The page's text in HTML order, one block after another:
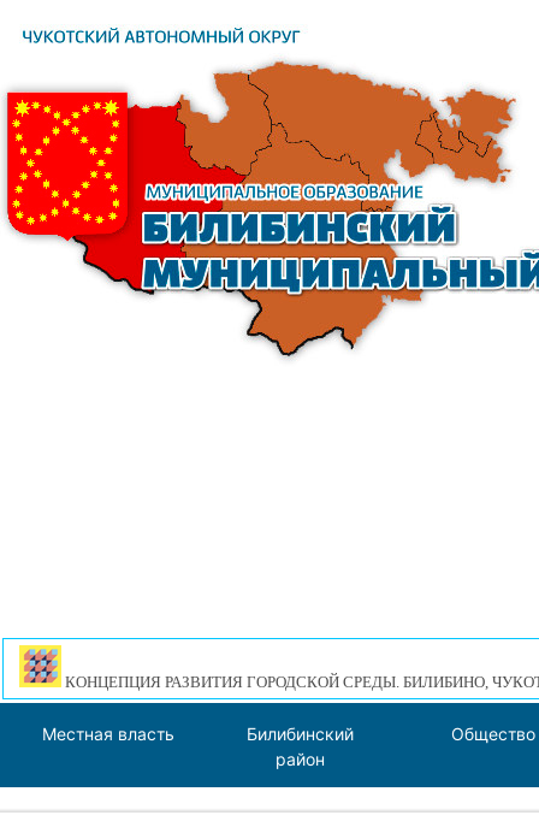
КОНЦЕПЦИЯ РАЗВИТИЯ ГОРОДСКОЙ СРЕДЫ. БИЛИБИНО,
Местная власть
Билибинский
район
Общество